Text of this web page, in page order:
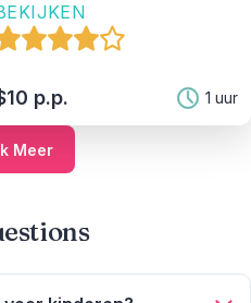
p.p. 1 uur
Meer